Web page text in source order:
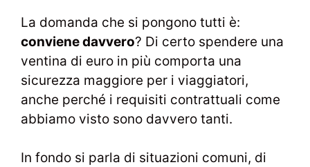
La domanda che si pongono tutti è:
conviene davvero? Di certo spendere una
ventina di euro in più comporta una
sicurezza maggiore per i viaggiatori,
anche perché i requisiti contrattuali come
abbiamo visto sono davvero tanti.
In fondo si parla di situazioni comuni, di